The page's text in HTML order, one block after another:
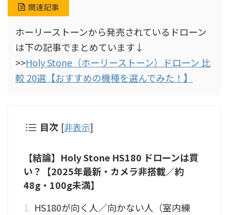
関連記事
ホーリーストーンから発売されているドローン
は下の記事でまとめています↓
>>Holy Stone（ホーリーストーン）ドローン 比
較 20選【おすすめの機種を選んでみた！】
目次 [非表示]
【結論】Holy Stone HS180 ドローンは買
い？【2025年最新・カメラ非搭載／約
48g・100g未満】
HS180が向く人／向かない人（室内練